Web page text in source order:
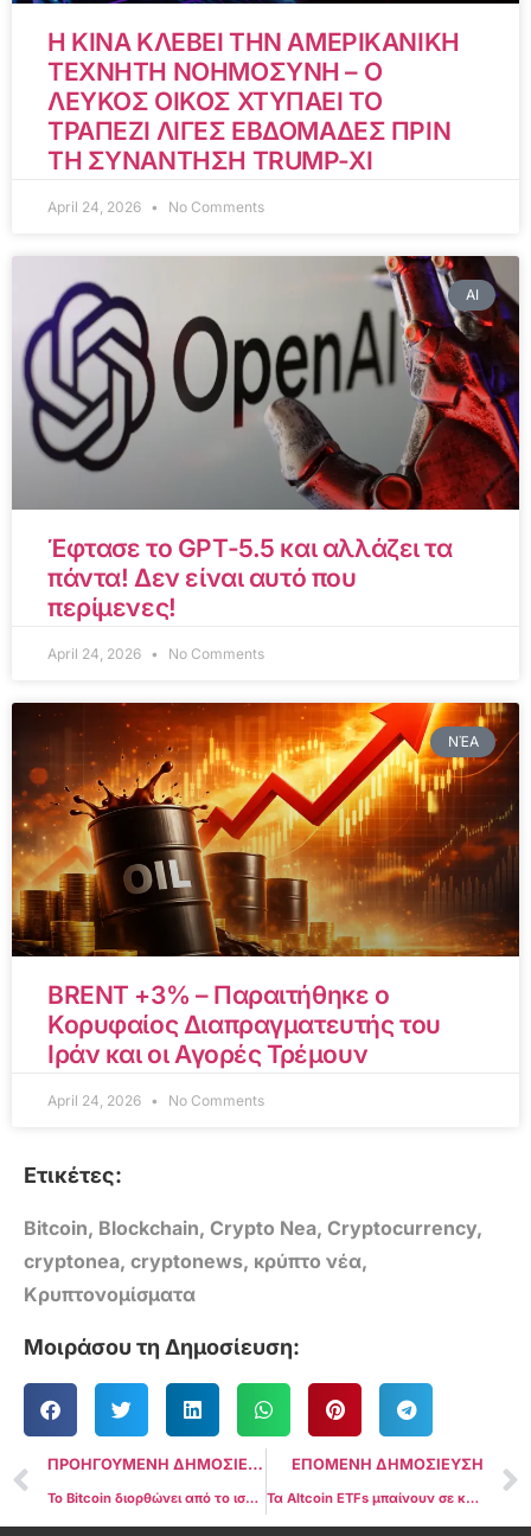
Η ΚΙΝΑ ΚΛΕΒΕΙ ΤΗΝ ΑΜΕΡΙΚΑΝΙΚΗ
ΤΕΧΝΗΤΗ ΝΟΗΜΟΣΥΝΗ – Ο
ΛΕΥΚΟΣ ΟΙΚΟΣ ΧΤΥΠΑΕΙ ΤΟ
ΤΡΑΠΕΖΙ ΛΙΓΕΣ ΕΒΔΟΜΑΔΕΣ ΠΡΙΝ
ΤΗ ΣΥΝΑΝΤΗΣΗ TRUMP-XI
April 24, 2026 No Comments
AI
Έφτασε το GPT-5.5 και αλλάζει τα
πάντα! Δεν είναι αυτό που
περίμενες!
April 24, 2026 No Comments
ΝΈΑ
BRENT +3% – Παραιτήθηκε ο
Κορυφαίος Διαπραγματευτής του
Ιράν και οι Αγορές Τρέμουν
April 24, 2026 No Comments
Ετικέτες:
Bitcoin, Blockchain, Crypto Nea, Cryptocurrency,
cryptonea, cryptonews, κρύπτο νέα,
Κρυπτονομίσματα
Μοιράσου τη Δημοσίευση:
ΠΡΟΗΓΟΥΜΕΝΗ ΔΗΜΟΣΙΕΥΣΗ
Το Bitcoin διορθώνει από το ιστορικό υψηλό των $125.000: Πού μπορεί να βρει «πάτο» η τιμή;
ΕΠΟΜΕΝΗ ΔΗΜΟΣΙΕΥΣΗ
Τα Altcoin ETFs μπαίνουν σε κρίσιμη φάση καθώς η SEC οριστικοποιεί τους νέους κανονισμούς καταχώρισης